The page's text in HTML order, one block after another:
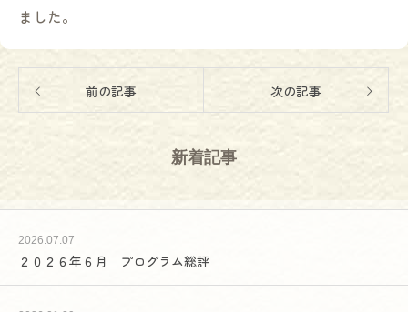
ました。
前の記事 次の記事
新着記事
2026.07.07
２０２６年６月 プログラム総評